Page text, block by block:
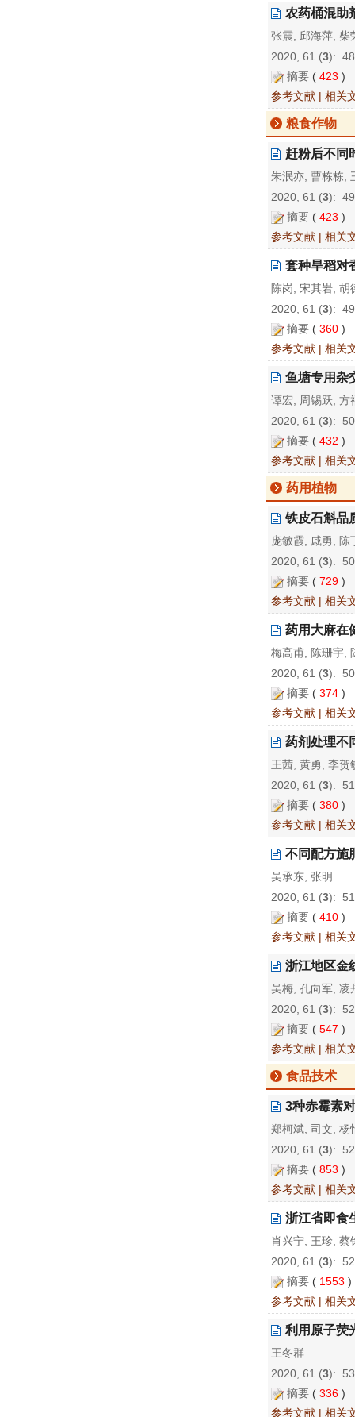
农药桶混助
张震, 邱海萍, 柴
2020, 61 (3):
摘要 ( 423 )
参考文献 | 相关
粮食作物
赶粉后不同
朱泯亦, 曹栋栋,
2020, 61 (3):
摘要 ( 423 )
参考文献 | 相关
套种旱稻对
陈岗, 宋其岩, 胡
2020, 61 (3):
摘要 ( 360 )
参考文献 | 相关
鱼塘专用杂
谭宏, 周锡跃, 方
2020, 61 (3):
摘要 ( 432 )
参考文献 | 相关
药用植物
铁皮石斛品
庞敏霞, 戚勇, 陈
2020, 61 (3):
摘要 ( 729 )
参考文献 | 相关
药用大麻在
梅高甫, 陈珊宇,
2020, 61 (3):
摘要 ( 374 )
参考文献 | 相关
药剂处理不
王茜, 黄勇, 李贺
2020, 61 (3):
摘要 ( 380 )
参考文献 | 相关
不同配方施
吴承东, 张明
2020, 61 (3):
摘要 ( 410 )
参考文献 | 相关
浙江地区金
吴梅, 孔向军, 凌
2020, 61 (3):
摘要 ( 547 )
参考文献 | 相关
食品技术
3种赤霉素
郑柯斌, 司文, 杨
2020, 61 (3):
摘要 ( 853 )
参考文献 | 相关
浙江省即食
肖兴宁, 王珍, 蔡
2020, 61 (3):
摘要 ( 1553
参考文献 | 相关
利用原子荧
王冬群
2020, 61 (3):
摘要 ( 336 )
参考文献 | 相关